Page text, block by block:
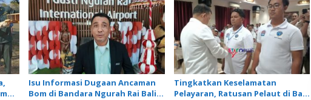
Isu Informasi Dugaan Ancaman
Bom di Bandara Ngurah Rai Bali
Tingkatkan Keselamatan
Pelayaran, Ratusan Pelaut di Bali